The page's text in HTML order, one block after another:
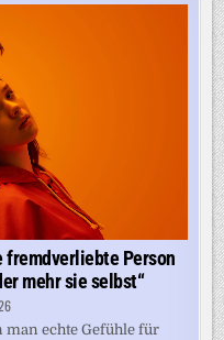
fremdverliebte Person
mehr sie selbst“
man echte Gefühle für